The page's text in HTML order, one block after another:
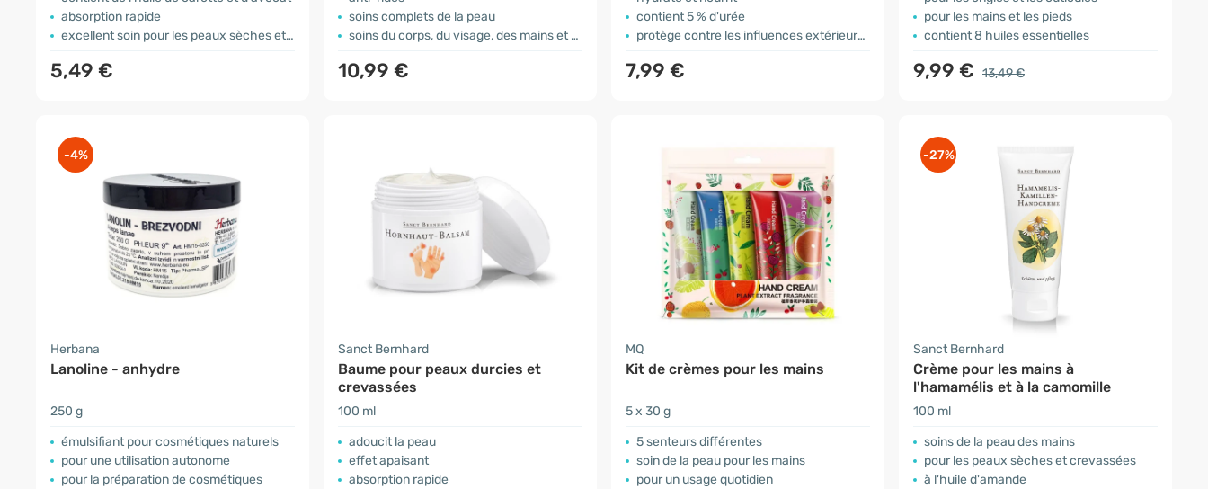
absorption rapide
excellent soin pour les peaux sèches et gercées
5,49 €
soins complets de la peau
soins du corps, du visage, des mains et des ongles
10,99 €
contient 5 % d'urée
protège contre les influences extérieures
7,99 €
pour les mains et les pieds
contient 8 huiles essentielles
9,99 € 13,49 €
-4%
Herbana
Lanoline - anhydre
250 g
émulsifiant pour cosmétiques naturels
pour une utilisation autonome
pour la préparation de cosmétiques
Sanct Bernhard
Baume pour peaux durcies et
crevassées
100 ml
adoucit la peau
effet apaisant
absorption rapide
MQ
Kit de crèmes pour les mains
5 x 30 g
5 senteurs différentes
soin de la peau pour les mains
pour un usage quotidien
-27%
Sanct Bernhard
Crème pour les mains à
l'hamamélis et à la camomille
100 ml
soins de la peau des mains
pour les peaux sèches et crevassées
à l'huile d'amande